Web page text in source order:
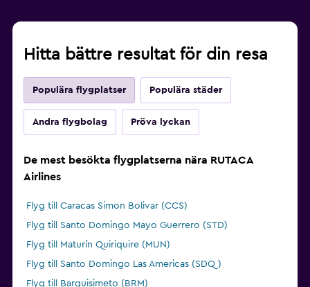
Hitta bättre resultat för din resa
Populära flygplatser Populära städer
Andra flygbolag Pröva lyckan
De mest besökta flygplatserna nära RUTACA
Airlines
Flyg till Caracas Simon Bolivar (CCS)
Flyg till Santo Domingo Mayo Guerrero (STD)
Flyg till Maturín Quiriquire (MUN)
Flyg till Santo Domingo Las Americas (SDQ)
Flyg till Barquisimeto (BRM)